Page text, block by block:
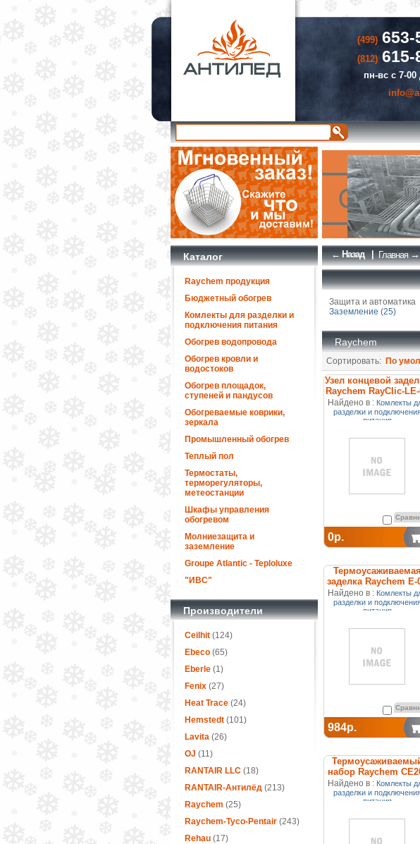
(499)653-
(812)615-
пн-вс с 7-00
Каталог
Raychem продукция
Бюджетный обогрев
Комлекты для разделки и
подключения питания
Обогрев водопровода
Обогрев кровли и
водостоков
Обогрев площадок,
ступеней и пандусов
Обогреваемые коврики,
зеркала
Промышленный обогрев
Теплый пол
Термостаты,
терморегуляторы,
метеостанции
Шкафы управления
обогревом
Молниезащита и
заземление
Groupe Atlantic - Teploluxe
"ИВС"
Производители
Ceilhit(124)
Ebeco(65)
Eberle(1)
Fenix(27)
Heat Trace(24)
Hemstedt(101)
Lavita(26)
OJ (11)
RANTAIR LLC(18)
RANTAIR-Антилёд(213)
Raychem (25)
Raychem-Tyco-Pentair (243)
Rehau(17)
← Назад | Главная
Защита и автоматика
Заземление (25)
Raychem
Сортировать: По
Узел концевой
Raychem RayClic-
Найдено в : Комлекты
разделки и
питания
0р.
Термоусаживаемая
заделка Raychem E-
Найдено в : Комлекты
разделки и
питания
984р.
набор Raychem
01
Найдено в : Комлекты
разделки и
питания